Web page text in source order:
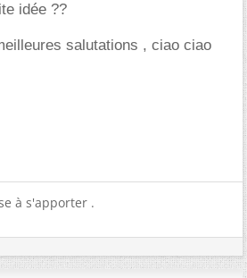
idée ??
salutations , ciao ciao
à s'apporter .